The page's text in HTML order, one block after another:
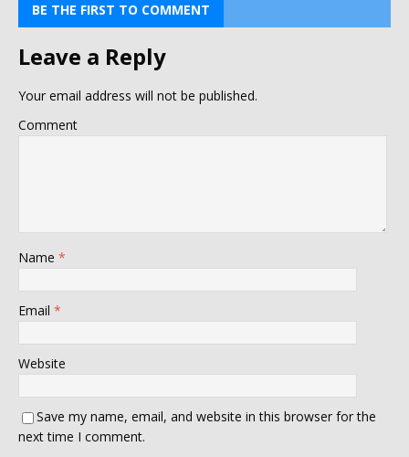
BE THE FIRST TO COMMENT
Leave a Reply
Your email address will not be published.
Comment
Name *
Email *
Website
Save my name, email, and website in this browser for the
next time I comment.